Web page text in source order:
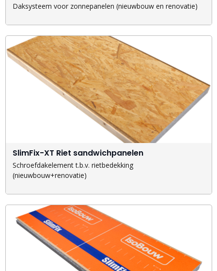
Daksysteem voor zonnepanelen (nieuwbouw en renovatie)
SlimFix-XT Riet sandwichpanelen
Schroefdakelement t.b.v. rietbedekking
(nieuwbouw+renovatie)